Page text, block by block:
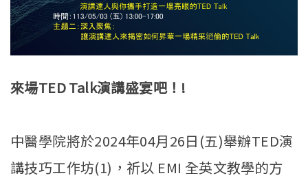
來場TED Talk演講盛宴吧！!
中醫學院將於2024年04月26日(五)舉辦TED演
講技巧工作坊(1)，祈以 EMI 全英文教學的方